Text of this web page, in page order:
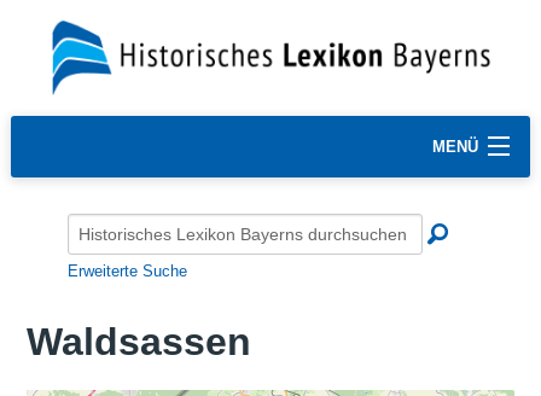
MENÜ
Erweiterte Suche
Waldsassen